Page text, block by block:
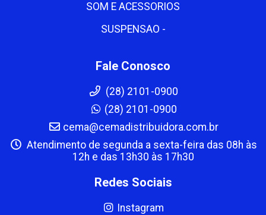
SOM E ACESSORIOS
SUSPENSAO -
Fale Conosco
(28) 2101-0900
(28) 2101-0900
cema@cemadistribuidora.com.br
Atendimento de segunda a sexta-feira das 08h às
12h e das 13h30 às 17h30
Redes Sociais
Instagram